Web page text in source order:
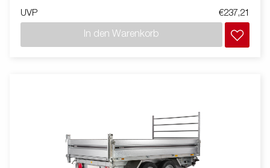
UVP €237,21
In den Warenkorb